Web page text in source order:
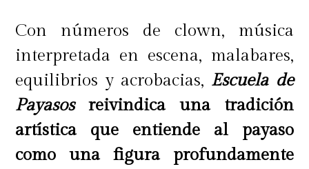
Con números de clown, música
interpretada en escena, malabares,
equilibrios y acrobacias, Escuela de
Payasosreivindica una tradición
artística que entiende al payaso
como una figura profundamente